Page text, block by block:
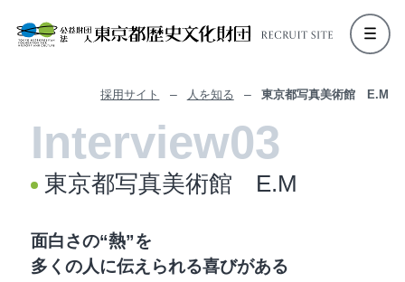
採用サイト – 人を知る – 東京都写真美術館 E.M
東京都写真美術館 E.M
面白さの“熱”を
多くの人に伝えられる喜びがある